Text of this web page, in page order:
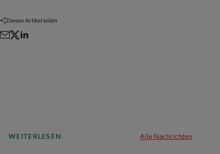
Diesen Artikel teilen
WEITERLESEN Alle Nachrichten